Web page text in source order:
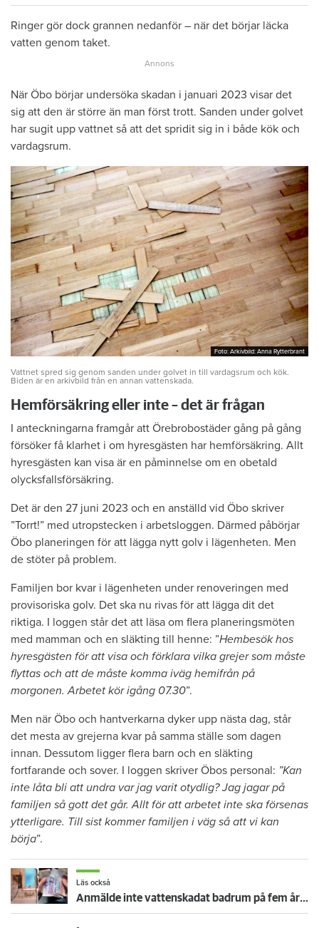
Ringer gör dock grannen nedanför – när det börjar läcka
vatten genom taket.
När Öbo börjar undersöka skadan i januari 2023 visar det
sig att den är större än man först trott. Sanden under golvet
har sugit upp vattnet så att det spridit sig in i både kök och
vardagsrum.
Foto: Arkivbild: Anna Rytterbrant
Foto: Arkivbild: Anna Rytterbrant
Vattnet spred sig genom sanden under golvet in till vardagsrum och kök.
Biden är en arkivbild från en annan vattenskada.
Hemförsäkring eller inte – det är frågan
I anteckningarna framgår att Örebrobostäder gång på gång
försöker få klarhet i om hyresgästen har hemförsäkring. Allt
hyresgästen kan visa är en påminnelse om en obetald
olycksfallsförsäkring.
Det är den 27 juni 2023 och en anställd vid Öbo skriver
”Torrt!” med utropstecken i arbetsloggen. Därmed påbörjar
Öbo planeringen för att lägga nytt golv i lägenheten. Men
de stöter på problem.
Familjen bor kvar i lägenheten under renoveringen med
provisoriska golv. Det ska nu rivas för att lägga dit det
riktiga. I loggen står det att läsa om flera planeringsmöten
med mamman och en släkting till henne: ”Hembesök hos
hyresgästen för att visa och förklara vilka grejer som måste
flyttas och att de måste komma iväg hemifrån på
morgonen. Arbetet kör igång 07.30”.
Men när Öbo och hantverkarna dyker upp nästa dag, står
det mesta av grejerna kvar på samma ställe som dagen
innan. Dessutom ligger flera barn och en släkting
fortfarande och sover. I loggen skriver Öbos personal: ”Kan
inte låta bli att undra var jag varit otydlig? Jag jagar på
familjen så gott det går. Allt för att arbetet inte ska försenas
ytterligare. Till sist kommer familjen i väg så att vi kan
börja”.
Läs också
Anmälde inte vattenskadat badrum på fem år – krävs på 125 000 kronor